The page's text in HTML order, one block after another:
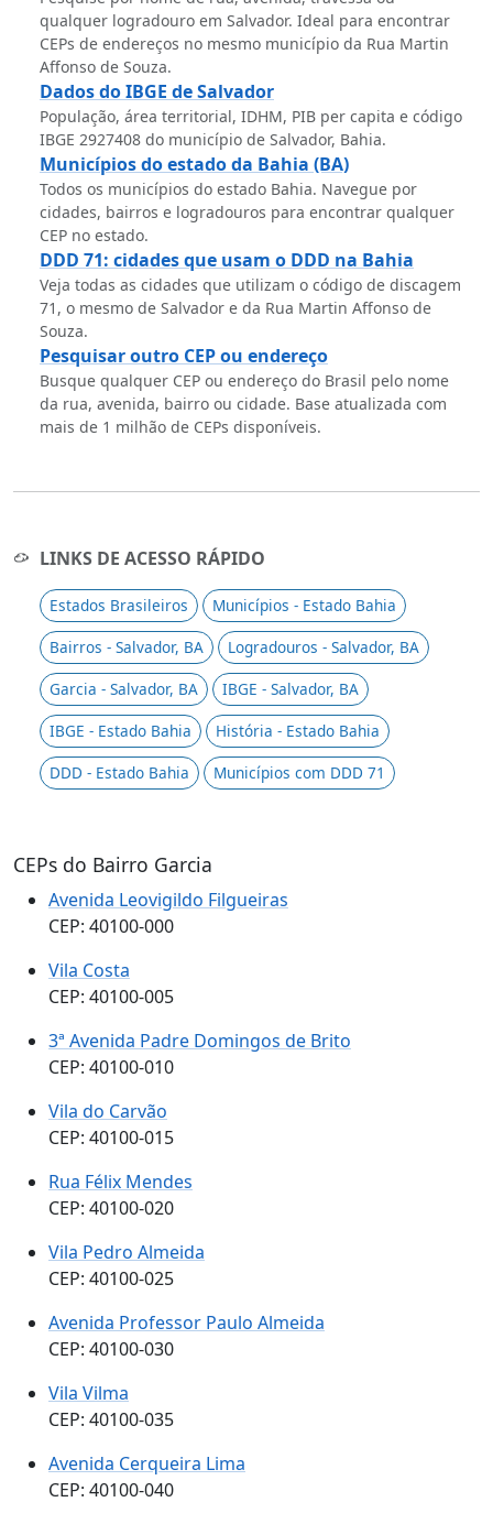
qualquer logradouro em Salvador. Ideal para encontrar
CEPs de endereços no mesmo município da Rua Martin
Affonso de Souza.
Dados do IBGE de Salvador
População, área territorial, IDHM, PIB per capita e código
IBGE 2927408 do município de Salvador, Bahia.
Municípios do estado da Bahia (BA)
Todos os municípios do estado Bahia. Navegue por
cidades, bairros e logradouros para encontrar qualquer
CEP no estado.
DDD 71: cidades que usam o DDD na Bahia
Veja todas as cidades que utilizam o código de discagem
71, o mesmo de Salvador e da Rua Martin Affonso de
Souza.
Pesquisar outro CEP ou endereço
Busque qualquer CEP ou endereço do Brasil pelo nome
da rua, avenida, bairro ou cidade. Base atualizada com
mais de 1 milhão de CEPs disponíveis.
LINKS DE ACESSO RÁPIDO
Estados Brasileiros
Municípios - Estado Bahia
Bairros - Salvador, BA
Logradouros - Salvador, BA
Garcia - Salvador, BA
IBGE - Salvador, BA
IBGE - Estado Bahia
História - Estado Bahia
DDD - Estado Bahia
Municípios com DDD 71
CEPs do Bairro Garcia
Avenida Leovigildo Filgueiras
CEP: 40100-000
Vila Costa
CEP: 40100-005
3ª Avenida Padre Domingos de Brito
CEP: 40100-010
Vila do Carvão
CEP: 40100-015
Rua Félix Mendes
CEP: 40100-020
Vila Pedro Almeida
CEP: 40100-025
Avenida Professor Paulo Almeida
CEP: 40100-030
Vila Vilma
CEP: 40100-035
Avenida Cerqueira Lima
CEP: 40100-040